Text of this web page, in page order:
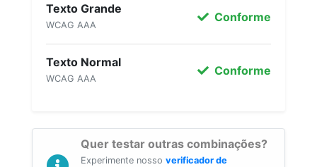
Texto Grande
WCAG AAA
Conforme
Texto Normal
WCAG AAA
Conforme
Quer testar outras combinações?
Experimente nosso verificador de